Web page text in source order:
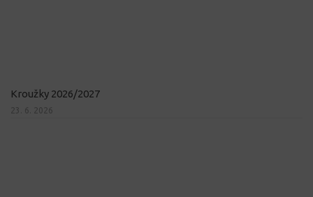
Kroužky 2026/2027
23. 6. 2026